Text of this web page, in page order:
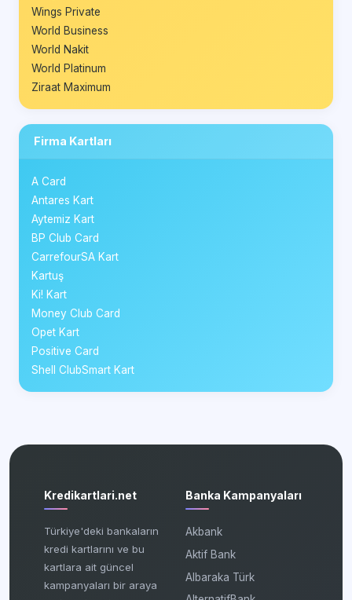
Wings Private
World Business
World Nakit
World Platinum
Ziraat Maximum
Firma Kartları
A Card
Antares Kart
Aytemiz Kart
BP Club Card
CarrefourSA Kart
Kartuş
Ki! Kart
Money Club Card
Opet Kart
Positive Card
Shell ClubSmart Kart
Kredikartlari.net
Türkiye'deki bankaların
kredi kartlarını ve bu
kartlara ait güncel
kampanyaları bir araya
Banka Kampanyaları
Akbank
Aktif Bank
Albaraka Türk